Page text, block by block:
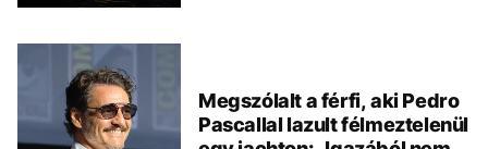
Megszólalt a férfi, aki Pedro
Pascallal lazult félmeztelenül